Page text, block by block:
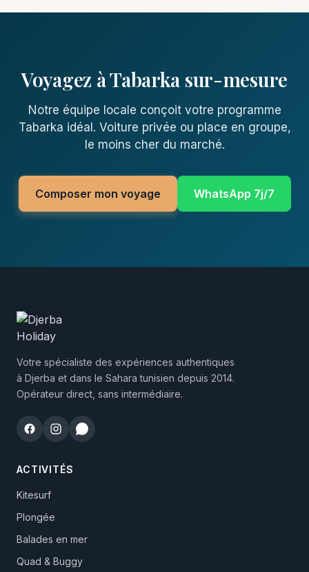
Voyagez à Tabarka sur-mesure
Notre équipe locale conçoit votre programme
Tabarka idéal. Voiture privée ou place en groupe,
le moins cher du marché.
Composer mon voyage WhatsApp 7j/7
Votre spécialiste des expériences authentiques
à Djerba et dans le Sahara tunisien depuis 2014.
Opérateur direct, sans intermédiaire.
ACTIVITÉS
Kitesurf
Plongée
Balades en mer
Quad & Buggy